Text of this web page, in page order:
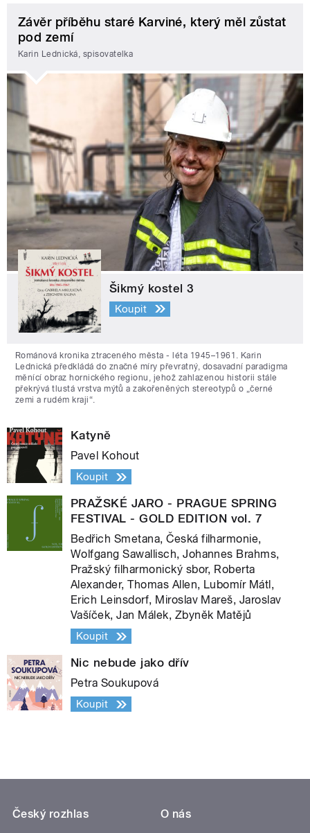
Závěr příběhu staré Karviné, který měl zůstat
pod zemí
Karin Lednická, spisovatelka
Šikmý kostel 3
Koupit
Románová kronika ztraceného města - léta 1945–1961. Karin
Lednická předkládá do značné míry převratný, dosavadní paradigma
měnící obraz hornického regionu, jehož zahlazenou historii stále
překrývá tlustá vrstva mýtů a zakořeněných stereotypů o „černé
zemi a rudém kraji“.
Katyně
Pavel Kohout
Koupit
PRAŽSKÉ JARO - PRAGUE SPRING
FESTIVAL - GOLD EDITION vol. 7
Bedřich Smetana, Česká filharmonie,
Wolfgang Sawallisch, Johannes Brahms,
Pražský filharmonický sbor, Roberta
Alexander, Thomas Allen, Lubomír Mátl,
Erich Leinsdorf, Miroslav Mareš, Jaroslav
Vašíček, Jan Málek, Zbyněk Matějů
Koupit
Nic nebude jako dřív
Petra Soukupová
Koupit
Český rozhlas
O nás